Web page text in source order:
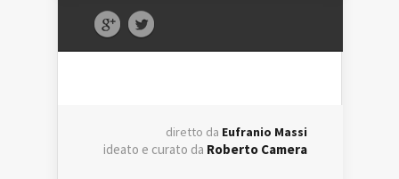
diretto da Eufranio Massi
ideato e curato da Roberto Camera